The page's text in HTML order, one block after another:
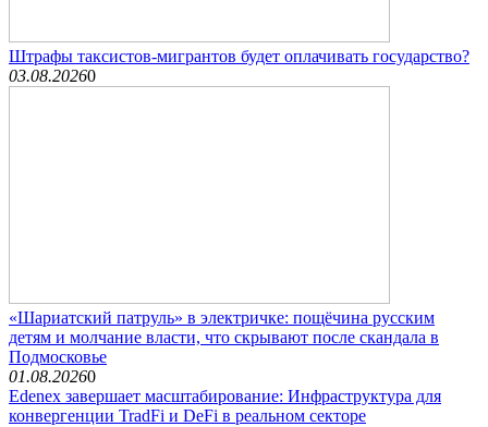
Штрафы таксистов-мигрантов будет оплачивать государство?
03.08.20260
«Шариатский патруль» в электричке: пощёчина русским
детям и молчание власти, что скрывают после скандала в
Подмосковье
01.08.20260
Edenex завершает масштабирование: Инфраструктура для
конвергенции TradFi и DeFi в реальном секторе